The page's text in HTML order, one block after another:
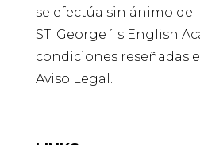
se efectúa sin ánimo de
ST. George´ s English
condiciones reseñadas
Aviso Legal.